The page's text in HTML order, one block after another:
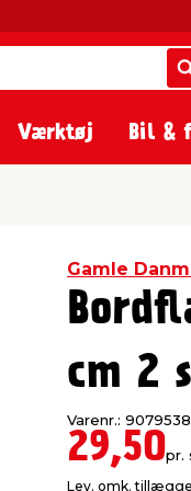
Værktøj Bil &
Gamle
cm 2
Varenr.: 9079538
29,50pr.
Lev. omk.